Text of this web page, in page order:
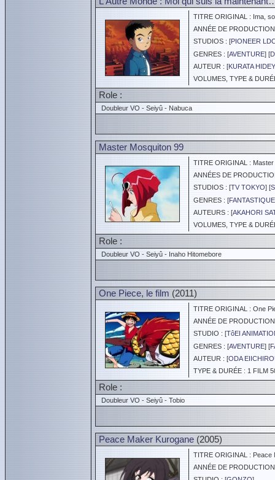
TITRE ORIGINAL : Ima,
ANNÉE DE
STUDIOS : [PIONEER
GENRES : [AVENTURE] [
AUTEUR : [KURATA
VOLUMES, TYPE &
Role :
Doubleur VO - Seiyû - Nabuca
Master Mosquiton 99
TITRE ORIGINAL :
ANNÉES DE
STUDIOS : [TV TOKYO] [
GENRES : [
AUTEURS : [AKAHORI
VOLUMES, TYPE &
Role :
Doubleur VO - Seiyû - Inaho Hitomebore
One Piece, le film (2011)
TITRE ORIGINAL : One
ANNÉE DE
STUDIO : [TôEI
GENRES : [AVENTURE] [
AUTEUR : [ODA
TYPE & DURÉE : 1 FILM
Role :
Doubleur VO - Seiyû - Tobio
Peace Maker Kurogane (2005)
TITRE ORIGINAL : Peace
ANNÉE DE